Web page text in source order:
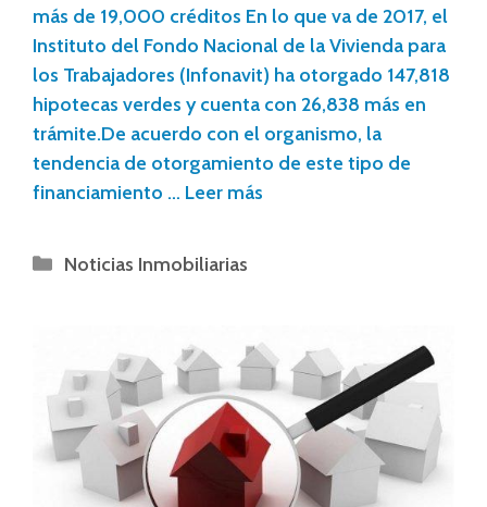
más de 19,000 créditos En lo que va de 2017, el
Instituto del Fondo Nacional de la Vivienda para
los Trabajadores (Infonavit) ha otorgado 147,818
hipotecas verdes y cuenta con 26,838 más en
trámite.De acuerdo con el organismo, la
tendencia de otorgamiento de este tipo de
financiamiento … Leer más
Noticias Inmobiliarias